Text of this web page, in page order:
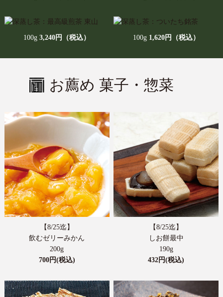
【新茶ご予約承り中＆特別企画＆季節のお菓子・お惣菜の取
平素はあきは茶園をご愛顧頂き、誠にありがとうございま
の在庫処分セールとしてお得な送料無料セットもご用意して
お供に、ぜひご賞味ください。（2026年6月1日AM9時迄）
◎予約新茶・在庫処分セール商品はこちら
◎季節のお菓子・お惣菜はこちら
◎限定の茶器はこちら
2026/03/13
【走り新茶のご予約受付・新茶前の在庫処分セールを開始し
ました】
平素はあきは茶園をご愛顧頂き、誠にありがとうございま
本日より、走り新茶のご予約受付を開始いたしました。また
新茶前の在庫処分セールとしてお得な送料無料セットもご用
意しております。この時期だけの美味しいお菓子やお惣菜を
味ください。（2026年4月16日AM9時迄）
◎予約新茶・在庫処分セール商品はこちら
100g3,240円（税込） 100g 1,620円（税込）
お薦め 菓子・惣菜
【8/25迄】
飲むゼリーみかん
200g
700円(税込)
【8/25迄】
しお餅最中
190g
432円(税込)